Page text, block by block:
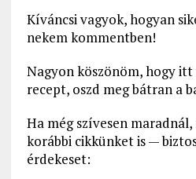
Kíváncsi vagyok, hogyan
nekem kommentben!
Nagyon köszönöm, hogy
recept, oszd meg bátran a
Ha még szívesen
korábbi cikkünket is —
érdekeset: